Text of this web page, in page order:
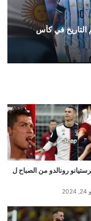
التاريخ في كأس
رونالدو من الصباح ل